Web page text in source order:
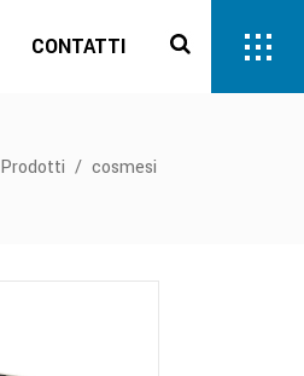
CONTATTI
Prodotti / cosmesi